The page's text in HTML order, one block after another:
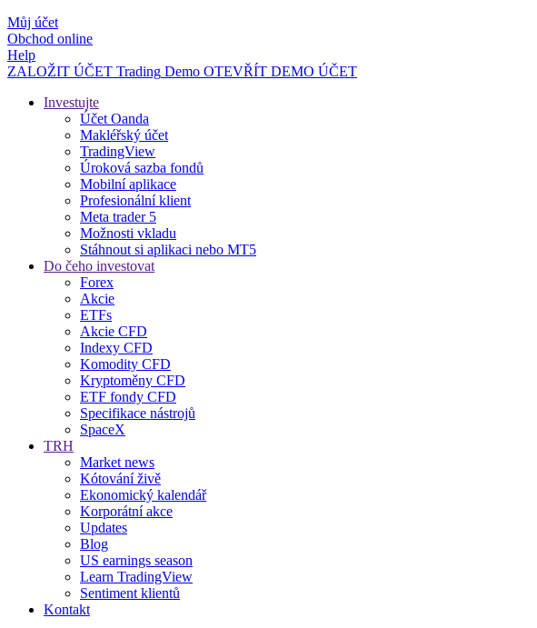
Můj účet
Obchod online
Help
ZALOŽIT ÚČET Trading Demo OTEVŘÍT DEMO ÚČET
Investujte
Účet Oanda
Makléřský účet
TradingView
Úroková sazba fondů
Mobilní aplikace
Profesionální klient
Meta trader 5
Možnosti vkladu
Stáhnout si aplikaci nebo MT5
Do čeho investovat
Forex
Akcie
ETFs
Akcie CFD
Indexy CFD
Komodity CFD
Kryptoměny CFD
ETF fondy CFD
Specifikace nástrojů
SpaceX
TRH
Market news
Kótování živě
Ekonomický kalendář
Korporátní akce
Updates
Blog
US earnings season
Learn TradingView
Sentiment klientů
Kontakt